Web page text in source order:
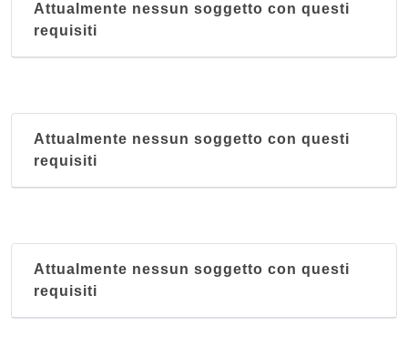
Attualmente nessun soggetto con questi
requisiti
Attualmente nessun soggetto con questi
requisiti
Attualmente nessun soggetto con questi
requisiti